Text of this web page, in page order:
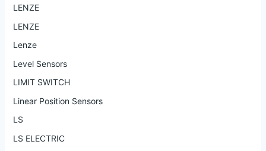
LENZE
LENZE
Lenze
Level Sensors
LIMIT SWITCH
Linear Position Sensors
LS
LS ELECTRIC